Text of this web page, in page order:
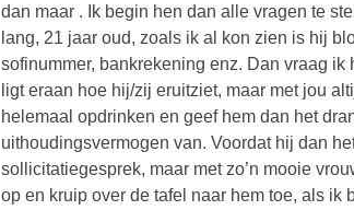
dan maar . Ik begin hen dan alle vragen te
lang, 21 jaar oud, zoals ik al kon zien is hij
sofinummer, bankrekening enz. Dan vraag
ligt eraan hoe hij/zij eruitziet, maar met jou
helemaal opdrinken en geef hem dan het
uithoudingsvermogen van. Voordat hij dan
sollicitatiegesprek, maar met zo’n mooie
op en kruip over de tafel naar hem toe, als